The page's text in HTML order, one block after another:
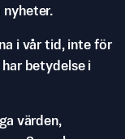
i vår tid, inte för
betydelse i
värden,